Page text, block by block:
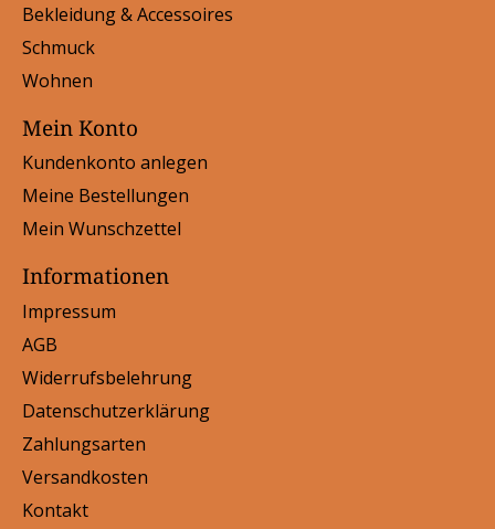
Bekleidung & Accessoires
Schmuck
Wohnen
Mein Konto
Kundenkonto anlegen
Meine Bestellungen
Mein Wunschzettel
Informationen
Impressum
AGB
Widerrufsbelehrung
Datenschutzerklärung
Zahlungsarten
Versandkosten
Kontakt